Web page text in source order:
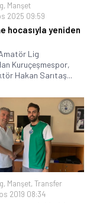
, Manşet
2025 09:59
hocasıyla yeniden
Lig
Kuruçeşmespor,
Hakan Sarıtaş...
, Manşet, Transfer
2019 08:34